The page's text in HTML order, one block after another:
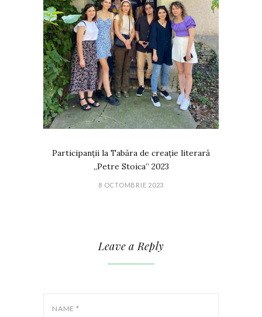
Participanții la Tabăra de creație literară
„Petre Stoica” 2023
8 OCTOMBRIE 2023
Leave a Reply
NAME *